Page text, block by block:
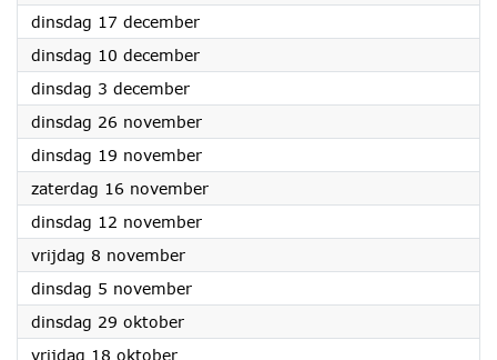
dinsdag 17 december2024
dinsdag 10 december2024
dinsdag 3 december2024
dinsdag 26 november2024
dinsdag 19 november2024
zaterdag 16 november2024
dinsdag 12 november2024
vrijdag 8 november2024
dinsdag 5 november2024
dinsdag 29 oktober2024
vrijdag 18 oktober2024